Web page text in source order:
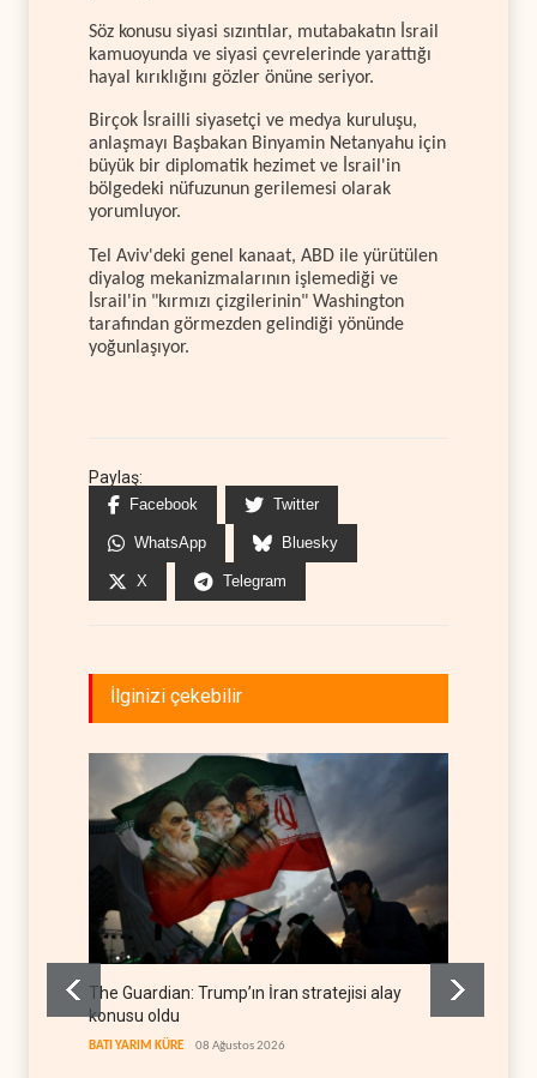
Söz konusu siyasi sızıntılar, mutabakatın İsrail
kamuoyunda ve siyasi çevrelerinde yarattığı
hayal kırıklığını gözler önüne seriyor.
Birçok İsrailli siyasetçi ve medya kuruluşu,
anlaşmayı Başbakan Binyamin Netanyahu için
büyük bir diplomatik hezimet ve İsrail'in
bölgedeki nüfuzunun gerilemesi olarak
yorumluyor.
Tel Aviv'deki genel kanaat, ABD ile yürütülen
diyalog mekanizmalarının işlemediği ve
İsrail'in "kırmızı çizgilerinin" Washington
tarafından görmezden gelindiği yönünde
yoğunlaşıyor.
Paylaş:
Facebook Twitter
WhatsApp Bluesky
X Telegram
İlginizi çekebilir
The Guardian: Trump’ın İran stratejisi alay
konusu oldu
BATI YARIM KÜRE 08 Ağustos 2026